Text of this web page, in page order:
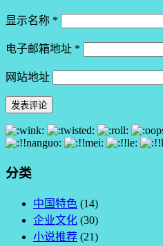
显示名称 *
电子邮箱地址 *
网站地址
分类
中国特色 (14)
企业文化 (30)
小说推荐 (21)